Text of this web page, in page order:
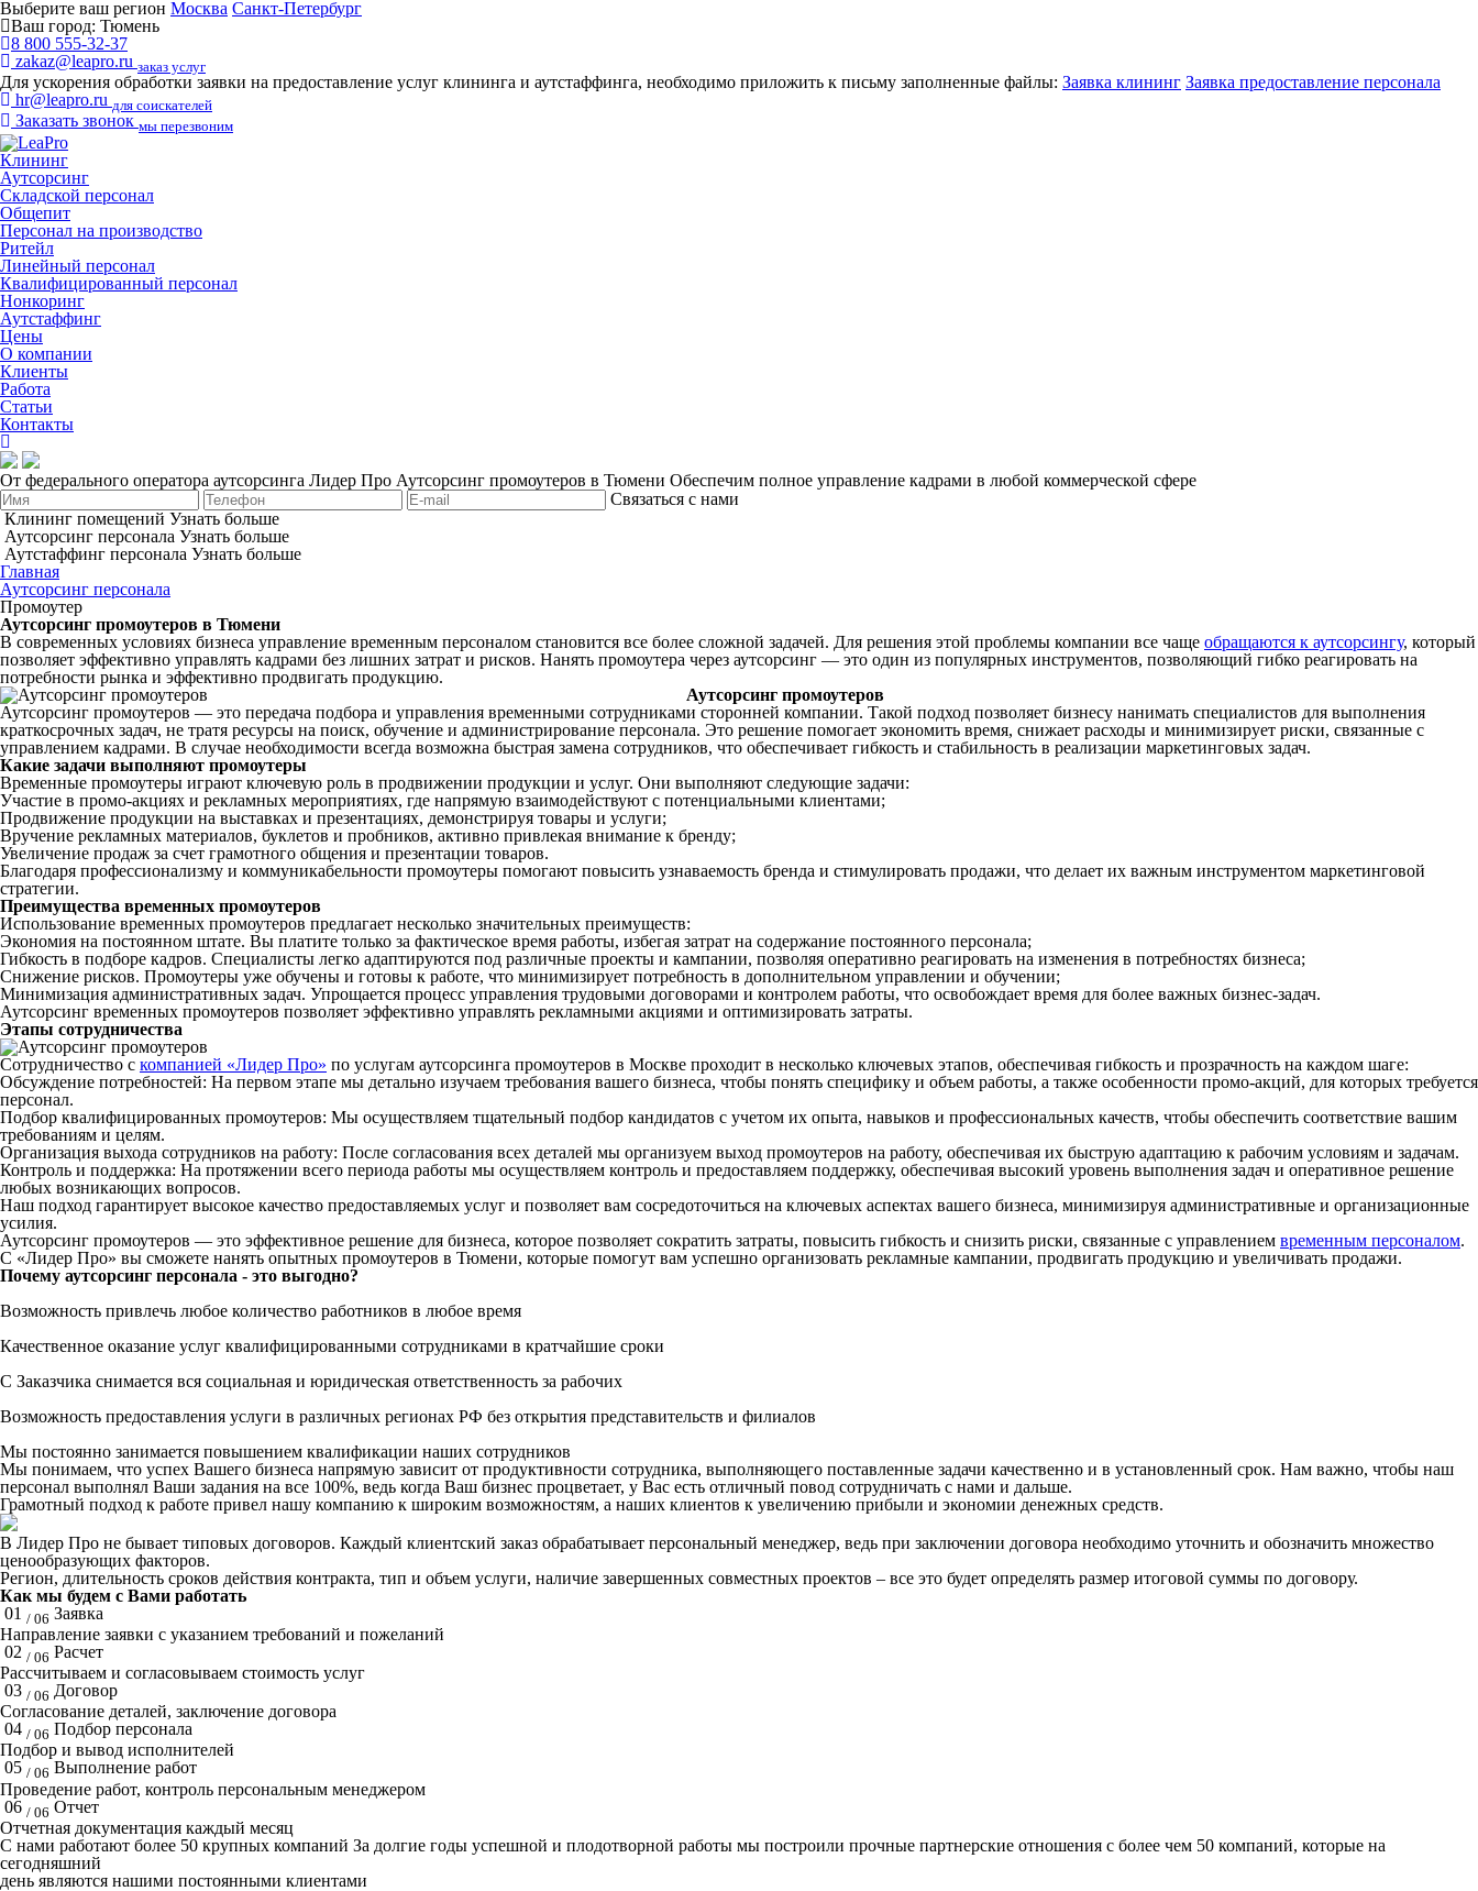
Выберите ваш регион Москва Санкт-Петербург
Ваш город: Тюмень
8 800 555-32-37
zakaz@leapro.ru заказ услуг
Для ускорения обработки заявки на предоставление услуг клининга и аутстаффинга, необходимо приложить к письму заполненные файлы: Заявка клининг Заявка предоставление персонала
hr@leapro.ru для соискателей
Заказать звонок мы перезвоним
Клининг
Аутсорсинг
Складской персонал
Общепит
Персонал на производство
Ритейл
Линейный персонал
Квалифицированный персонал
Нонкоринг
Аутстаффинг
Цены
О компании
Клиенты
Работа
Статьи
Контакты
От федерального оператора аутсорсинга Лидер Про Аутсорсинг промоутеров в Тюмени Обеспечим полное управление кадрами в любой коммерческой сфере
Связаться с нами
Клининг помещений Узнать больше
Аутсорсинг персонала Узнать больше
Аутстаффинг персонала Узнать больше
Главная
Аутсорсинг персонала
Промоутер
Аутсорсинг промоутеров в Тюмени
В современных условиях бизнеса управление временным персоналом становится все более сложной задачей. Для решения этой проблемы компании все чаще обращаются к аутсорсингу, который
позволяет эффективно управлять кадрами без лишних затрат и рисков. Нанять промоутера через аутсорсинг — это один из популярных инструментов, позволяющий гибко реагировать на
потребности рынка и эффективно продвигать продукцию.
Аутсорсинг промоутеров
Аутсорсинг промоутеров — это передача подбора и управления временными сотрудниками сторонней компании. Такой подход позволяет бизнесу нанимать специалистов для выполнения
краткосрочных задач, не тратя ресурсы на поиск, обучение и администрирование персонала. Это решение помогает экономить время, снижает расходы и минимизирует риски, связанные с
управлением кадрами. В случае необходимости всегда возможна быстрая замена сотрудников, что обеспечивает гибкость и стабильность в реализации маркетинговых задач.
Какие задачи выполняют промоутеры
Временные промоутеры играют ключевую роль в продвижении продукции и услуг. Они выполняют следующие задачи:
Участие в промо-акциях и рекламных мероприятиях, где напрямую взаимодействуют с потенциальными клиентами;
Продвижение продукции на выставках и презентациях, демонстрируя товары и услуги;
Вручение рекламных материалов, буклетов и пробников, активно привлекая внимание к бренду;
Увеличение продаж за счет грамотного общения и презентации товаров.
Благодаря профессионализму и коммуникабельности промоутеры помогают повысить узнаваемость бренда и стимулировать продажи, что делает их важным инструментом маркетинговой
стратегии.
Преимущества временных промоутеров
Использование временных промоутеров предлагает несколько значительных преимуществ:
Экономия на постоянном штате. Вы платите только за фактическое время работы, избегая затрат на содержание постоянного персонала;
Гибкость в подборе кадров. Специалисты легко адаптируются под различные проекты и кампании, позволяя оперативно реагировать на изменения в потребностях бизнеса;
Снижение рисков. Промоутеры уже обучены и готовы к работе, что минимизирует потребность в дополнительном управлении и обучении;
Минимизация административных задач. Упрощается процесс управления трудовыми договорами и контролем работы, что освобождает время для более важных бизнес-задач.
Аутсорсинг временных промоутеров позволяет эффективно управлять рекламными акциями и оптимизировать затраты.
Этапы сотрудничества
Сотрудничество с компанией «Лидер Про» по услугам аутсорсинга промоутеров в Москве проходит в несколько ключевых этапов, обеспечивая гибкость и прозрачность на каждом шаге:
Обсуждение потребностей: На первом этапе мы детально изучаем требования вашего бизнеса, чтобы понять специфику и объем работы, а также особенности промо-акций, для которых требуется
персонал.
Подбор квалифицированных промоутеров: Мы осуществляем тщательный подбор кандидатов с учетом их опыта, навыков и профессиональных качеств, чтобы обеспечить соответствие вашим
требованиям и целям.
Организация выхода сотрудников на работу: После согласования всех деталей мы организуем выход промоутеров на работу, обеспечивая их быструю адаптацию к рабочим условиям и задачам.
Контроль и поддержка: На протяжении всего периода работы мы осуществляем контроль и предоставляем поддержку, обеспечивая высокий уровень выполнения задач и оперативное решение
любых возникающих вопросов.
Наш подход гарантирует высокое качество предоставляемых услуг и позволяет вам сосредоточиться на ключевых аспектах вашего бизнеса, минимизируя административные и организационные
усилия.
Аутсорсинг промоутеров — это эффективное решение для бизнеса, которое позволяет сократить затраты, повысить гибкость и снизить риски, связанные с управлением временным персоналом.
С «Лидер Про» вы сможете нанять опытных промоутеров в Тюмени, которые помогут вам успешно организовать рекламные кампании, продвигать продукцию и увеличивать продажи.
Почему аутсорсинг персонала - это выгодно?
Возможность привлечь любое количество работников в любое время
Качественное оказание услуг квалифицированными сотрудниками в кратчайшие сроки
С Заказчика снимается вся социальная и юридическая ответственность за рабочих
Возможность предоставления услуги в различных регионах РФ без открытия представительств и филиалов
Мы постоянно занимается повышением квалификации наших сотрудников
Мы понимаем, что успех Вашего бизнеса напрямую зависит от продуктивности сотрудника, выполняющего поставленные задачи качественно и в установленный срок. Нам важно, чтобы наш
персонал выполнял Ваши задания на все 100%, ведь когда Ваш бизнес процветает, у Вас есть отличный повод сотрудничать с нами и дальше.
Грамотный подход к работе привел нашу компанию к широким возможностям, а наших клиентов к увеличению прибыли и экономии денежных средств.
В Лидер Про не бывает типовых договоров. Каждый клиентский заказ обрабатывает персональный менеджер, ведь при заключении договора необходимо уточнить и обозначить множество
ценообразующих факторов.
Регион, длительность сроков действия контракта, тип и объем услуги, наличие завершенных совместных проектов – все это будет определять размер итоговой суммы по договору.
Как мы будем с Вами работать
01 / 06 Заявка
Направление заявки с указанием требований и пожеланий
02 / 06 Расчет
Рассчитываем и согласовываем стоимость услуг
03 / 06 Договор
Согласование деталей, заключение договора
04 / 06 Подбор персонала
Подбор и вывод исполнителей
05 / 06 Выполнение работ
Проведение работ, контроль персональным менеджером
06 / 06 Отчет
Отчетная документация каждый месяц
C нами работают более 50 крупных компаний За долгие годы успешной и плодотворной работы мы построили прочные партнерские отношения с более чем 50 компаний, которые на
сегодняшний
день являются нашими постоянными клиентами